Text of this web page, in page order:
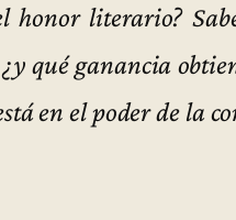
honor literario?
qué ganancia
en el poder de la